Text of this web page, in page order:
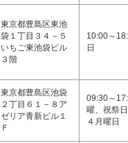
東京都豊島区東池
袋１丁目３４－５
いちご東池袋ビル
３階
10:00～
日
東京都豊島区池袋
２丁目６１－８ア
ゼリア青新ビル１
Ｆ
09:30～
曜、祝祭
４月曜日